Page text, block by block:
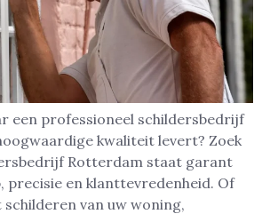
een professioneel schildersbedrijf
kwaliteit levert? Zoek
Rotterdam staat garant
precisie en klanttevredenheid. Of
van uw woning,